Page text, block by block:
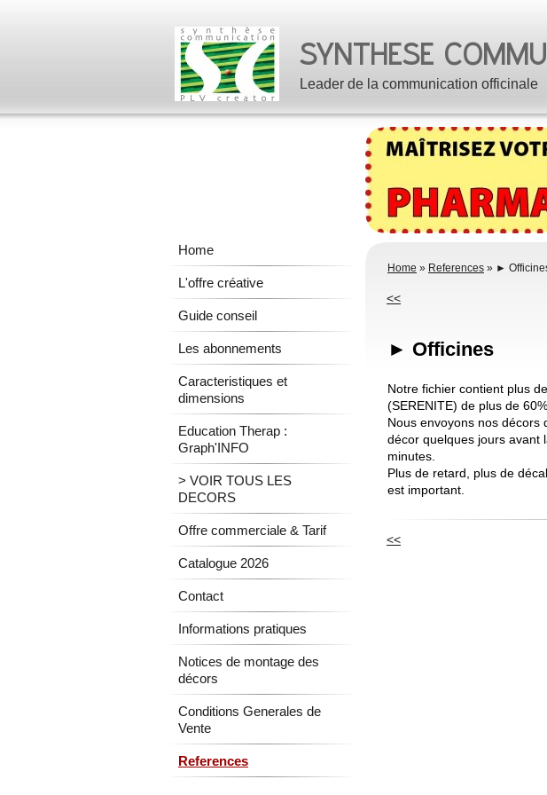
Leader de la communication officinale
Home » References » ►
<<
► Officines
Notre fichier contient plus
(SERENITE) de plus de
Nous envoyons nos décors
décor quelques jours avant
minutes.
Plus de retard, plus de
est important.
<<
Home
L'offre créative
Guide conseil
Les abonnements
Caracteristiques et
dimensions
Education Therap :
Graph'INFO
> VOIR TOUS LES
DECORS
Offre commerciale & Tarif
Catalogue 2026
Contact
Informations pratiques
Notices de montage des
décors
Conditions Generales de
Vente
References